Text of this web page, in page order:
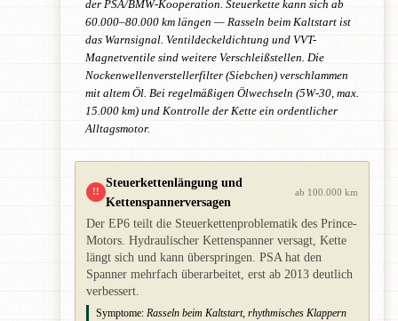
der PSA/BMW-Kooperation. Steuerkette kann sich ab
60.000–80.000 km längen — Rasseln beim Kaltstart ist
das Warnsignal. Ventildeckeldichtung und VVT-
Magnetventile sind weitere Verschleißstellen. Die
Nockenwellenverstellerfilter (Siebchen) verschlammen
mit altem Öl. Bei regelmäßigen Ölwechseln (5W-30, max.
15.000 km) und Kontrolle der Kette ein ordentlicher
Alltagsmotor.
!!
Steuerkettenlängung und
Kettenspannerversagen
ab 100.000 km
Der EP6 teilt die Steuerkettenproblematik des Prince-
Motors. Hydraulischer Kettenspanner versagt, Kette
längt sich und kann überspringen. PSA hat den
Spanner mehrfach überarbeitet, erst ab 2013 deutlich
verbessert.
Symptome: Rasseln beim Kaltstart, rhythmisches Klappern